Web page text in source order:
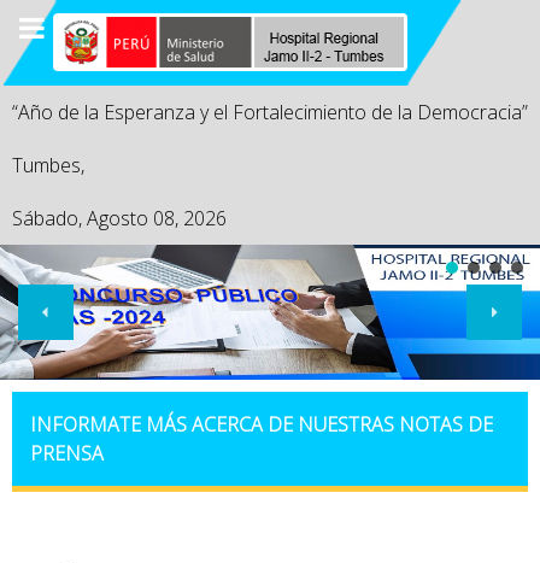
“Año de la Esperanza y el Fortalecimiento de la Democracia”
Tumbes,
Sábado, Agosto 08, 2026
INFORMATE MÁS ACERCA DE NUESTRAS NOTAS DE
PRENSA